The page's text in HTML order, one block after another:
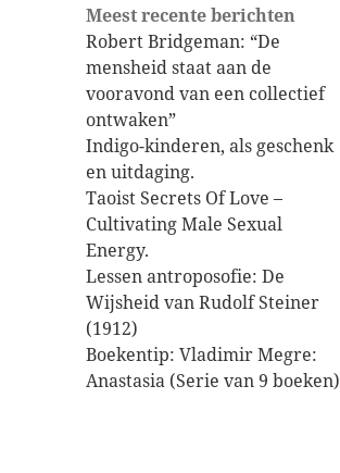
Meest recente berichten
Robert Bridgeman: “De
mensheid staat aan de
vooravond van een collectief
ontwaken”
Indigo-kinderen, als geschenk
en uitdaging.
Taoist Secrets Of Love –
Cultivating Male Sexual
Energy.
Lessen antroposofie: De
Wijsheid van Rudolf Steiner
(1912)
Boekentip: Vladimir Megre:
Anastasia (Serie van 9 boeken)